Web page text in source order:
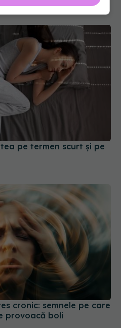
pe termen scurt și pe
cronic: semnele pe care
provoacă boli